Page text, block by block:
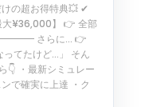
お得特典💥 ✔
¥36,000】 👉 全部
さらに… 👉
ってたけど…」 そん
👇 ・最新シミュレー
で確実に上達 ・ク